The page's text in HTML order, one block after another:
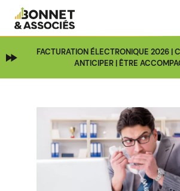
FACTURATION ÉLECTRONIQUE 2026 |
ANTICIPER | ÊTRE